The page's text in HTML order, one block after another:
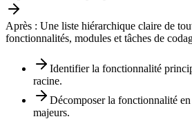
Après : Une liste hiérarchique claire de
fonctionnalités, modules et tâches de
Identifier la fonctionnalité
racine.
Décomposer la fonctionnalité
majeurs.